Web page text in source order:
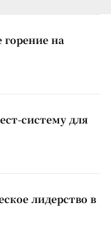
на
систему для
лидерство в